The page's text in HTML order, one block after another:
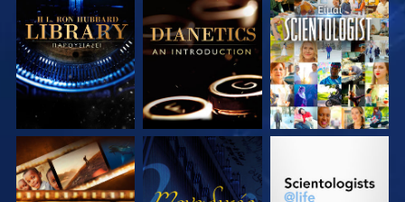
ΕΞΕΡΕΥΝΗΣΤΕ ΤΗ
ΣΕΙΡΑ
ΕΞΕΡΕΥΝΗΣΤΕ ΤΗ
ΣΕΙΡΑ
ΠΑΡΑΚΟΛΟΥΘΗΣΤΕ
ΕΞΕΡΕΥΝΗΣΤΕ ΤΗ ΠΑΡΑΚΟΛΟΥΘΗΣΤΕ ΕΞΕΡΕΥΝΗΣΤΕ ΤΗ